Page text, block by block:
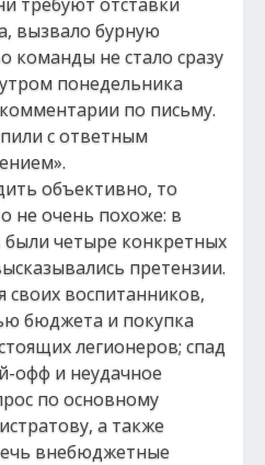
вызвало бурную
команды не стало сразу
понедельника
по письму.
с ответным
объективно, то
не очень похоже: в
четыре конкретных
претензии.
своих воспитанников,
бюджета и покупка
легионеров; спад
офф и неудачное
по основному
а также
внебюджетные